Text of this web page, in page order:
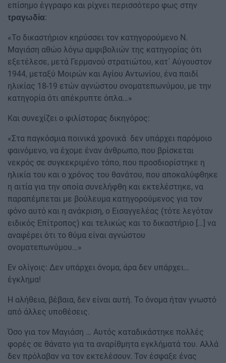
επίσημο έγγραφο και ρίχνει περισσότερο φως στην
τραγωδία:
«Το δικαστήριον κηρύσσει τον κατηγορούμενο Ν.
Μαγιάση αθώο λόγω αμφιβολιών της κατηγορίας ότι
εξετέλεσε, μετά Γερμανού στρατιώτου, κατ΄ Αύγουστον
1944, μεταξύ Μοιρών και Αγίου Αντωνίου, ένα παιδί
ηλικίας 18-19 ετών αγνώστου ονοματεπωνύμου, με την
κατηγορία ότι απέκρυπτε όπλα…»
Και συνεχίζει ο φιλίστορας δικηγόρος:
«Στα παγκόσμια ποινικά χρονικά δεν υπάρχει παρόμοιο
φαινόμενο, να έχομε έναν άνθρωπο, που βρίσκεται
νεκρός σε συγκεκριμένο τόπο, που προσδιορίστηκε η
ηλικία του και ο χρόνος του θανάτου, που αποκαλύφθηκε
η αιτία για την οποία συνελήφθη και εκτελέστηκε, να
παραπέμπεται με βούλευμα κατηγορούμενος για τον
φόνο αυτό και η ανάκριση, ο Εισαγγελέας (τότε λεγόταν
ειδικός Επίτροπος) και τελικώς και το δικαστήριο […] να
αναφέρει ότι το θύμα είναι αγνώστου
ονοματεπωνύμου…»
Εν ολίγοις: Δεν υπάρχει όνομα, άρα δεν υπάρχει…
έγκλημα!
Η αλήθεια, βέβαια, δεν είναι αυτή. Το όνομα ήταν γνωστό
από άλλες υποθέσεις.
Όσο για τον Μαγιάση … Αυτός καταδικάστηκε πολλές
φορές σε θάνατο για τα αναρίθμητα εγκλήματά του. Αλλά
δεν πρόλαβαν να τον εκτελέσουν. Τον έσφαξε ένας